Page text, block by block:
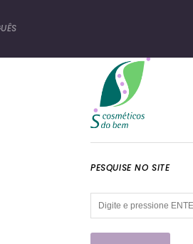
PESQUISE NO SITE